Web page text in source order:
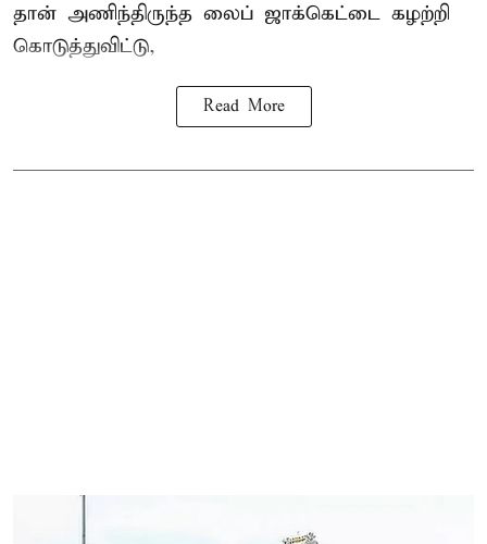
தான் அணிந்திருந்த லைப் ஜாக்கெட்டை கழற்றி
கொடுத்துவிட்டு,
Read More